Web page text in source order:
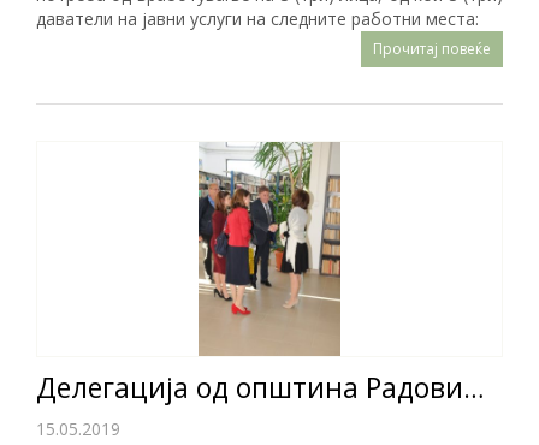
даватели на јавни услуги на следните работни места:
Прочитај повеќе
Делегација од општина Радовиш во посета на Велика Плана
15.05.2019